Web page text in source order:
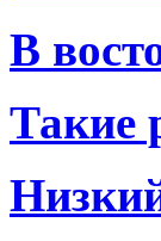
В
Такие